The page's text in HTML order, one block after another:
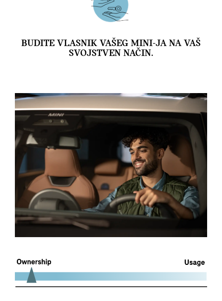
BUDITE VLASNIK VAŠEG MINI-JA NA VAŠ
SVOJSTVEN NAČIN.